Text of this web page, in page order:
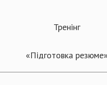
Тренінг
«Підготовка